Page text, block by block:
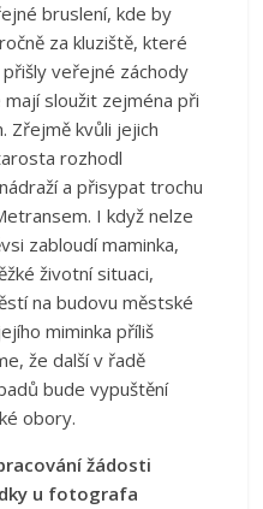
bruslení, kde by
za kluziště, které
veřejné záchody
sloužit zejména při
Zřejmě kvůli jejich
rozhodl
a přisypat trochu
I když nelze
zabloudí maminka,
životní situaci,
na budovu městské
miminka příliš
že další v řadě
bude vypuštění
obory.
žádosti
u fotografa